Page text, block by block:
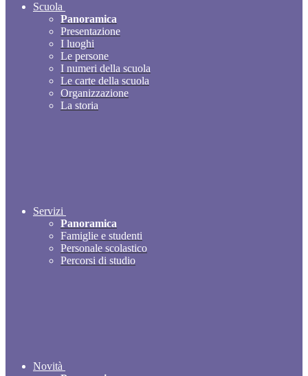
Scuola
Panoramica
Presentazione
I luoghi
Le persone
I numeri della scuola
Le carte della scuola
Organizzazione
La storia
Servizi
Panoramica
Famiglie e studenti
Personale scolastico
Percorsi di studio
Novità